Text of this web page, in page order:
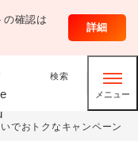
の確認は
詳細
検索
メニュー
でおトクなキャンペーン